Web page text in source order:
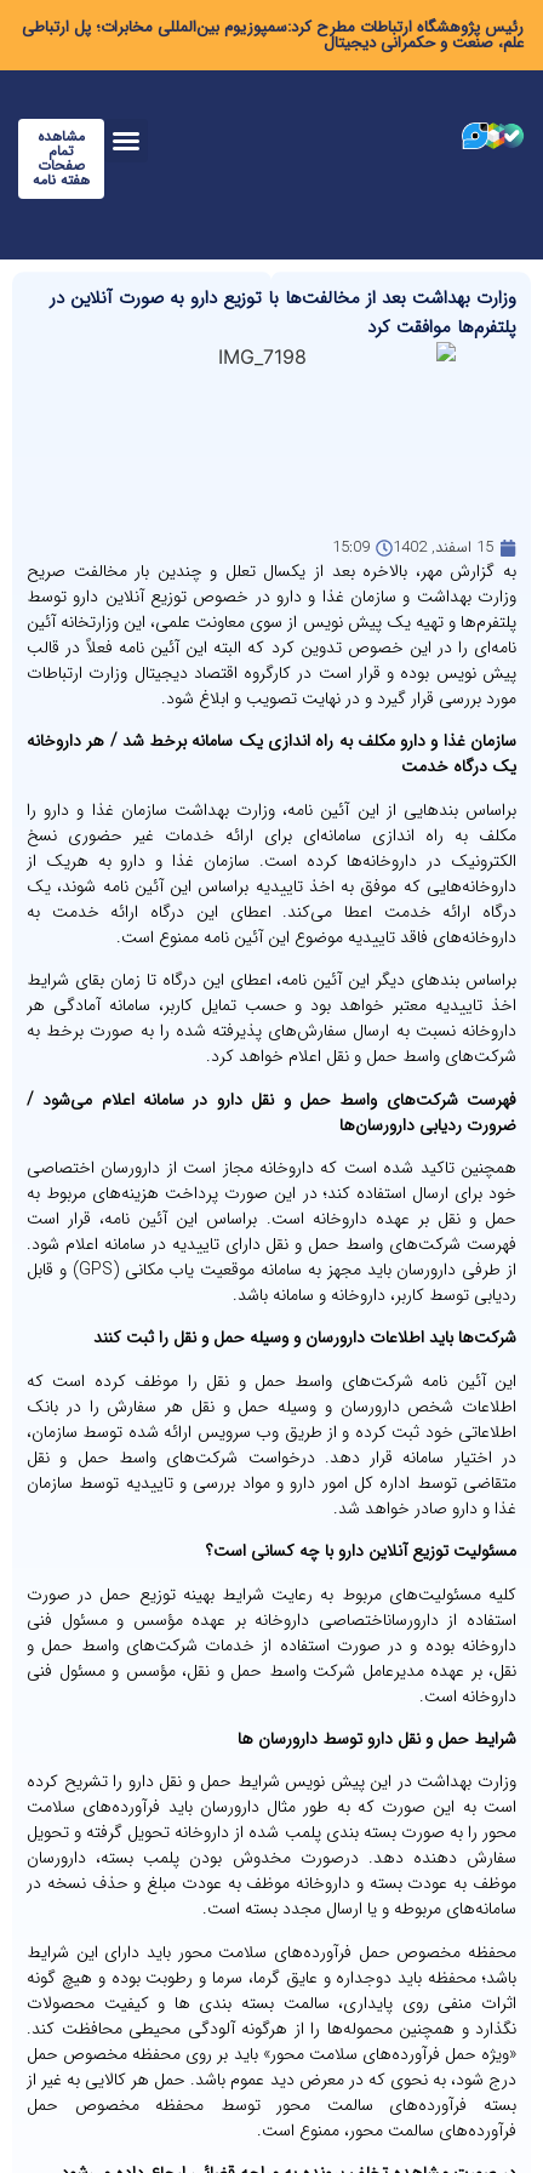
رئیس پژوهشگاه ارتباطات مطرح کرد:سمپوزیوم بین‌المللی مخابرات؛ پل ارتباطی
علم، صنعت و حکمرانی دیجیتال
مشاهده
تمام
صفحات
هفته نامه
وزارت بهداشت بعد از مخالفت‌ها با توزیع دارو به صورت آنلاین در
پلتفرم‌ها موافقت کرد
15 اسفند, 1402 15:09
به گزارش مهر، بالاخره بعد از یکسال تعلل و چندین بار مخالفت صریح
وزارت بهداشت و سازمان غذا و دارو در خصوص توزیع آنلاین دارو توسط
پلتفرم‌ها و تهیه یک پیش نویس از سوی معاونت علمی، این وزارتخانه آئین
نامه‌ای را در این خصوص تدوین کرد که البته این آئین نامه فعلاً در قالب
پیش نویس بوده و قرار است در کارگروه اقتصاد دیجیتال وزارت ارتباطات
مورد بررسی قرار گیرد و در نهایت تصویب و ابلاغ شود.
سازمان غذا و دارو مکلف به راه اندازی یک سامانه برخط شد / هر داروخانه
یک درگاه خدمت
براساس بندهایی از این آئین نامه، وزارت بهداشت سازمان غذا و دارو را
مکلف به راه اندازی سامانه‌ای برای ارائه خدمات غیر حضوری نسخ
الکترونیک در داروخانه‌ها کرده است. سازمان غذا و دارو به هریک از
داروخانه‌هایی که موفق به اخذ تاییدیه براساس این آئین نامه شوند، یک
درگاه ارائه خدمت اعطا می‌کند. اعطای این درگاه ارائه خدمت به
داروخانه‌های فاقد تاییدیه موضوع این آئین نامه ممنوع است.
براساس بندهای دیگر این آئین نامه، اعطای این درگاه تا زمان بقای شرایط
اخذ تاییدیه معتبر خواهد بود و حسب تمایل کاربر، سامانه آمادگی هر
داروخانه نسبت به ارسال سفارش‌های پذیرفته شده را به صورت برخط به
شرکت‌های واسط حمل و نقل اعلام خواهد کرد.
فهرست شرکت‌های واسط حمل و نقل دارو در سامانه اعلام می‌شود /
ضرورت ردیابی دارورسان‌ها
همچنین تاکید شده است که داروخانه مجاز است از دارورسان اختصاصی
خود برای ارسال استفاده کند؛ در این صورت پرداخت هزینه‌های مربوط به
حمل و نقل بر عهده داروخانه است. براساس این آئین نامه، قرار است
فهرست شرکت‌های واسط حمل و نقل دارای تاییدیه در سامانه اعلام شود.
از طرفی دارورسان باید مجهز به سامانه موقعیت یاب مکانی (GPS) و قابل
ردیابی توسط کاربر، داروخانه و سامانه باشد.
شرکت‌ها باید اطلاعات دارورسان و وسیله حمل و نقل را ثبت کنند
این آئین نامه شرکت‌های واسط حمل و نقل را موظف کرده است که
اطلاعات شخص دارورسان و وسیله حمل و نقل هر سفارش را در بانک
اطلاعاتی خود ثبت کرده و از طریق وب سرویس ارائه شده توسط سازمان،
در اختیار سامانه قرار دهد. درخواست شرکت‌های واسط حمل و نقل
متقاضی توسط اداره کل امور دارو و مواد بررسی و تاییدیه توسط سازمان
غذا و دارو صادر خواهد شد.
مسئولیت توزیع آنلاین دارو با چه کسانی است؟
کلیه مسئولیت‌های مربوط به رعایت شرایط بهینه توزیع حمل در صورت
استفاده از دارورساناختصاصی داروخانه بر عهده مؤسس و مسئول فنی
داروخانه بوده و در صورت استفاده از خدمات شرکت‌های واسط حمل و
نقل، بر عهده مدیرعامل شرکت واسط حمل و نقل، مؤسس و مسئول فنی
داروخانه است.
شرایط حمل و نقل دارو توسط دارورسان ها
وزارت بهداشت در این پیش نویس شرایط حمل و نقل دارو را تشریح کرده
است به این صورت که به طور مثال دارورسان باید فرآورده‌های سلامت
محور را به صورت بسته بندی پلمب شده از داروخانه تحویل گرفته و تحویل
سفارش دهنده دهد. درصورت مخدوش بودن پلمب بسته، دارورسان
موظف به عودت بسته و داروخانه موظف به عودت مبلغ و حذف نسخه در
سامانه‌های مربوطه و یا ارسال مجدد بسته است.
محفظه مخصوص حمل فرآورده‌های سلامت محور باید دارای این شرایط
باشد؛ محفظه باید دوجداره و عایق گرما، سرما و رطوبت بوده و هیچ گونه
اثرات منفی روی پایداری، سالمت بسته بندی ها و کیفیت محصولات
نگذارد و همچنین محموله‌ها را از هرگونه آلودگی محیطی محافظت کند.
«ویژه حمل فرآورده‌های سلامت محور» باید بر روی محفظه مخصوص حمل
درج شود، به نحوی که در معرض دید عموم باشد. حمل هر کالایی به غیر از
بسته فرآورده‌های سالمت محور توسط محفظه مخصوص حمل
فرآورده‌های سالمت محور، ممنوع است.